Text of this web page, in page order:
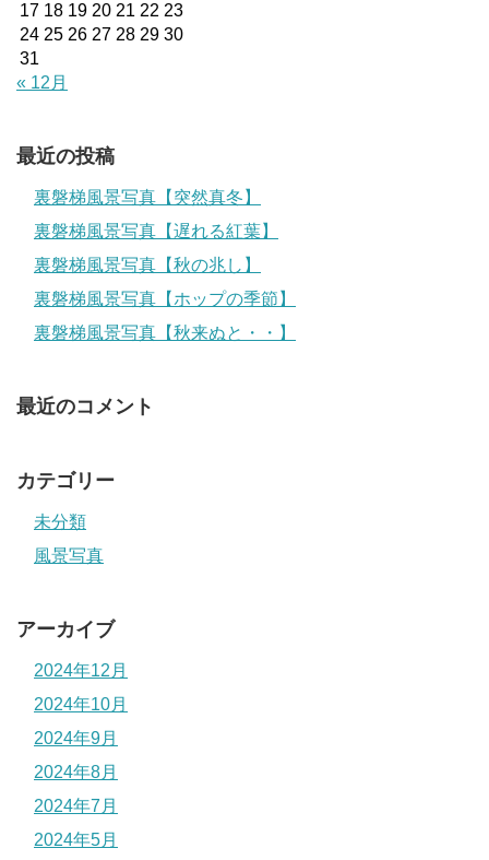
17 18 19 20 21 22 23
24 25 26 27 28 29 30
31
« 12月
最近の投稿
裏磐梯風景写真【突然真冬】
裏磐梯風景写真【遅れる紅葉】
裏磐梯風景写真【秋の兆し】
裏磐梯風景写真【ホップの季節】
裏磐梯風景写真【秋来ぬと・・】
最近のコメント
カテゴリー
未分類
風景写真
アーカイブ
2024年12月
2024年10月
2024年9月
2024年8月
2024年7月
2024年5月